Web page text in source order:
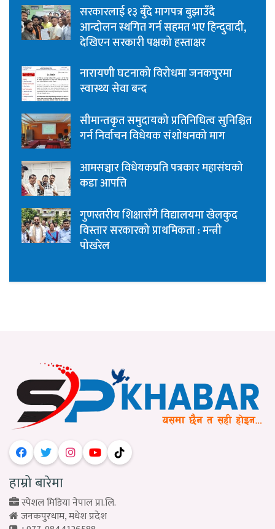
सरकारलाई १३ बुँदे मागपत्र बुझाउँदै
आन्दोलन स्थगित गर्न सहमत भए हिन्दुवादी,
देखिएन सरकारी पक्षको हस्ताक्षर
नारायणी घटनाको विरोधमा जनकपुरमा
स्वास्थ्य सेवा बन्द
सीमान्तकृत समुदायको प्रतिनिधित्व सुनिश्चित
गर्न निर्वाचन विधेयक संशोधनको माग
आमसञ्चार विधेयकप्रति पत्रकार महासंघको
कडा आपत्ति
गुणस्तरीय शिक्षासँगै विद्यालयमा खेलकुद
विस्तार सरकारको प्राथमिकता : मन्त्री
पोखरेल
हाम्रो बारेमा
स्पेशल मिडिया नेपाल प्रा.लि.
जनकपुरधाम, मधेश प्रदेश